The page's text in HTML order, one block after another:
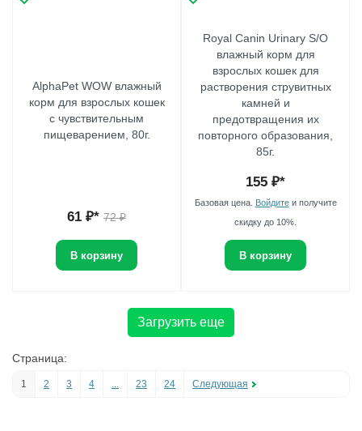
AlphaPet WOW влажный
корм для взрослых кошек
с чувствительным
пищеварением, 80г.
61 ₽* 72₽
В корзину
Royal Canin Urinary S/O
влажный корм для
взрослых кошек для
растворения струвитных
камней и
предотвращения их
повторного образования,
85г.
155 ₽*
Базовая цена. Войдитеи получите
скидку до 10%.
В корзину
Загрузить еще
Страница:
1 2 3 4 ... 23 24 Следующая